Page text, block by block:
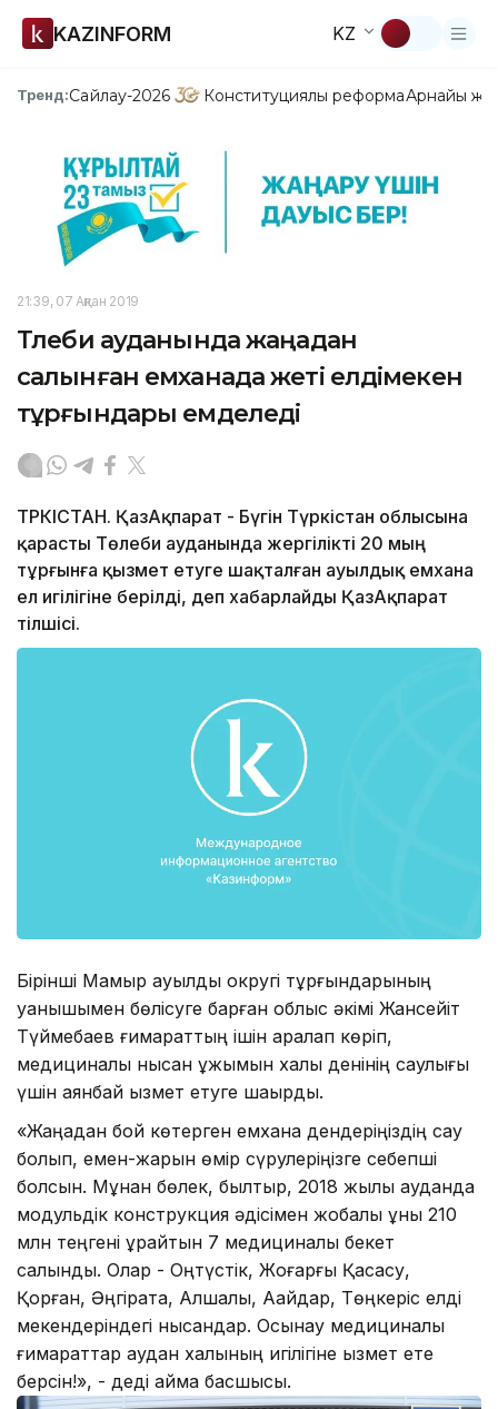
KAZINFORM KZ
Тренд:Сайлау-2026 Конституциялық реформаАрнайы
21:39, 07 Ақпан 2019
Төлеби ауданында жаңадан
салынған емханада жеті елдімекен
тұрғындары емделеді
ТҮРКІСТАН. ҚазАқпарат - Бүгін Түркістан облысына
қарасты Төлеби ауданында жергілікті 20 мың
тұрғынға қызмет етуге шақталған ауылдық емхана
ел игілігіне берілді, деп хабарлайды ҚазАқпарат
тілшісі.
Бірінші Мамыр ауылдық округі тұрғындарының
қуанышымен бөлісуге барған облыс əкімі Жансейіт
Түймебаев ғимараттың ішін аралап көріп,
медициналық нысан ұжымын халық денінің саулығы
үшін аянбай қызмет етуге шақырды.
«Жаңадан бой көтерген емхана дендеріңіздің сау
болып, емен-жарқын өмір сүрулеріңізге себепші
болсын. Мұнан бөлек, былтыр, 2018 жылы ауданда
модульдік конструкция әдісімен жобалық құны 210
млн теңгені құрайтын 7 медициналық бекет
салынды. Олар - Оңтүстік, Жоғарғы Қасқасу,
Қорған, Әңгірата, Алшалы, Ақайдар, Төңкеріс елді
мекендеріндегі нысандар. Осынау медициналық
ғимараттар аудан халқының игілігіне қызмет ете
берсін!», - деді аймақ басшысы.